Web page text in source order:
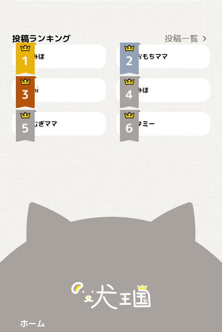
投稿ランキング 投稿一覧
みほ おもちママ
可愛い？
mi
見てるぞぉ
みほ
🌻とむぎ！
むぎママ
ドーベルマンのお友達邸に
て
タミー
ホーム